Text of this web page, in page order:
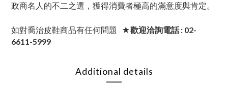
政商名人的不二之選，獲得消費者極高的滿意度與肯定。
如對喬治皮鞋商品有任何問題
★歡迎洽詢電話 : 02-
6611-5999
Additional details